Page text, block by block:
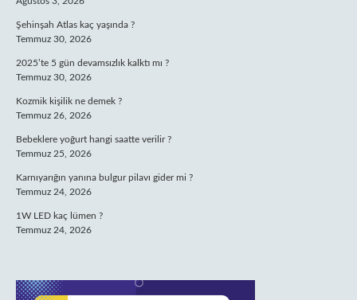
Şehinşah Atlas kaç yaşında ?
Temmuz 30, 2026
2025’te 5 gün devamsızlık kalktı mı ?
Temmuz 30, 2026
Kozmik kişilik ne demek ?
Temmuz 26, 2026
Bebeklere yoğurt hangi saatte verilir ?
Temmuz 25, 2026
Karnıyarığın yanına bulgur pilavı gider mi ?
Temmuz 24, 2026
1W LED kaç lümen ?
Temmuz 24, 2026